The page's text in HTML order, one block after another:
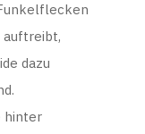
auftreibt,
dazu
hinter